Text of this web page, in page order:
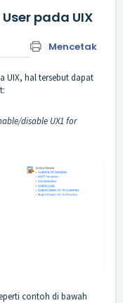
pada UIX
Mencetak
UIX, hal tersebut dapat
disable UX1 for
contoh di bawah